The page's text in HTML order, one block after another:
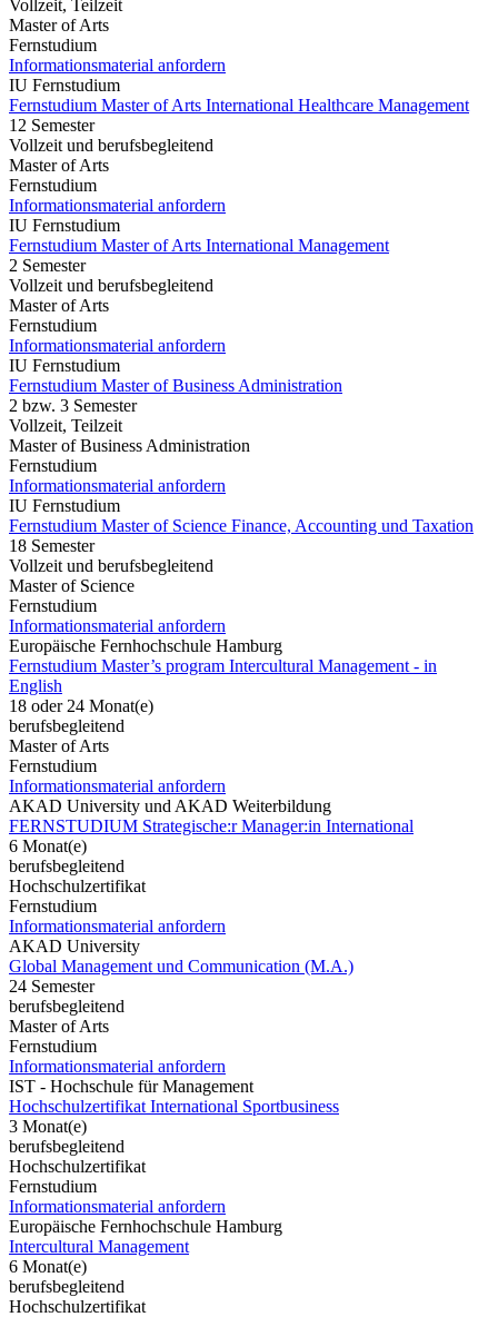
Vollzeit, Teilzeit
Master of Arts
Fernstudium
Informationsmaterial anfordern
IU Fernstudium
Fernstudium Master of Arts International Healthcare Management
12 Semester
Vollzeit und berufsbegleitend
Master of Arts
Fernstudium
Informationsmaterial anfordern
IU Fernstudium
Fernstudium Master of Arts International Management
2 Semester
Vollzeit und berufsbegleitend
Master of Arts
Fernstudium
Informationsmaterial anfordern
IU Fernstudium
Fernstudium Master of Business Administration
2 bzw. 3 Semester
Vollzeit, Teilzeit
Master of Business Administration
Fernstudium
Informationsmaterial anfordern
IU Fernstudium
Fernstudium Master of Science Finance, Accounting und Taxation
18 Semester
Vollzeit und berufsbegleitend
Master of Science
Fernstudium
Informationsmaterial anfordern
Europäische Fernhochschule Hamburg
Fernstudium Master’s program Intercultural Management - in
English
18 oder 24 Monat(e)
berufsbegleitend
Master of Arts
Fernstudium
Informationsmaterial anfordern
AKAD University und AKAD Weiterbildung
FERNSTUDIUM Strategische:r Manager:in International
6 Monat(e)
berufsbegleitend
Hochschulzertifikat
Fernstudium
Informationsmaterial anfordern
AKAD University
Global Management und Communication (M.A.)
24 Semester
berufsbegleitend
Master of Arts
Fernstudium
Informationsmaterial anfordern
IST - Hochschule für Management
Hochschulzertifikat International Sportbusiness
3 Monat(e)
berufsbegleitend
Hochschulzertifikat
Fernstudium
Informationsmaterial anfordern
Europäische Fernhochschule Hamburg
Intercultural Management
6 Monat(e)
berufsbegleitend
Hochschulzertifikat